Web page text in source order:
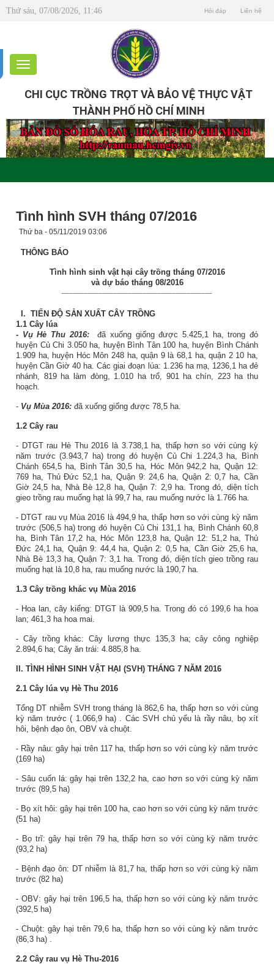
Thứ sáu, 07/08/2026, 11:46 Hỏi đáp Liên hệ
CHI CỤC TRỒNG TRỌT VÀ BẢO VỆ THỰC VẬT
THÀNH PHỐ HỒ CHÍ MINH
Tình hình SVH tháng 07/2016
Thứ ba - 05/11/2019 03:06
THÔNG BÁO
Tình hình sinh vật hại cây trồng tháng 07/2016
và dự báo tháng 08/2016
I. TIẾN ĐỘ SẢN XUẤT CÂY TRỒNG
1.1 Cây lúa
- Vụ Hè Thu 2016:
đã xuống giống được 5.425,1 ha, trong đó
huyện Củ Chi 3.050 ha, huyện Bình Tân 100 ha, huyện Bình Chánh
1.909 ha, huyện Hóc Môn 248 ha, quận 9 là 68,1 ha, quận 2 10 ha,
huyện Cần Giờ 40 ha. Các giai đoạn lúa: 1.236 ha mạ, 1236,1 ha đẻ
nhánh, 819 ha làm đòng, 1.010 ha trổ, 901 ha chín, 223 ha thu
hoạch.
- Vụ Mùa 2016: đã xuống giống được 78,5 ha.
1.2 Cây rau
- DTGT rau Hè Thu 2016 là 3.738,1 ha, thấp hơn so với cùng kỳ
năm trước (3.943,7 ha) trong đó huyện Củ Chi 1.224,3 ha, Bình
Chánh 654,5 ha, Bình Tân 30,5 ha, Hóc Môn 942,2 ha, Quận 12:
769 ha, Thủ Đức 52,1 ha, Quận 9: 24,6 ha, Quận 2: 0,7 ha, Cần
Giờ 24,5 ha, Nhà Bè 12,8 ha, Quận 7: 2,9 ha. Trong đó, diện tích
gieo trồng rau muống hạt là 99,7 ha, rau muống nước là 1.766 ha.
- DTGT rau vụ Mùa 2016 là 494,9 ha, thấp hơn so với cùng kỳ năm
trước (506,5 ha) trong đó huyện Củ Chi 131,1 ha, Bình Chánh 60,8
ha, Bình Tân 17,2 ha, Hóc Môn 123,8 ha, Quận 12: 51,2 ha, Thủ
Đức 24,1 ha, Quận 9: 44,4 ha, Quận 2: 0,5 ha, Cần Giờ 25,6 ha,
Nhà Bè 13,3 ha, Quận 7: 3,1 ha. Trong đó, diện tích gieo trồng rau
muống hạt là 10,8 ha, rau muống nước là 190,7 ha.
1.3 Cây trồng khác vụ Mùa 2016
- Hoa lan, cây kiểng: DTGT là 909,5 ha.Trong đó có 199,6 ha hoa
lan; 461,3 ha hoa mai.
- Cây trồng khác: Cây lương thực 135,3 ha; cây công nghiệp
2.894,6 ha; Cây ăn trái: 4.885,8 ha.
II. TÌNH HÌNH SINH VẬT HẠI (SVH) THÁNG 7 NĂM 2016
2.1 Cây lúa vụ Hè Thu 2016
Tổng DT nhiễm SVH trong tháng là862,6 ha,thấp hơn so với cùng
kỳ năm trước ( 1.066,9 ha) CácSVH chủ yếu là rầy nâu, bọ xít
hôi, bệnh đạo ôn, OBV và chuột.
- Rầy nâu:gây hại trên 117 ha, thấp hơn so với cùng kỳ năm trước
(169 ha)
- Sâu cuốn lá:gây hại trên 132,2 ha, cao hơn so với cùng kỳ năm
trước (89,5 ha)
- Bọ xít hôi: gây hại trên 100 ha, cao hơn so với cùng kỳ năm trước
(51 ha)
- Bọ trĩ:gây hại trên 79 ha,thấp hơn so với cùng kỳ năm trước
(93,2 ha)
- Bệnh đạo ôn: DT nhiễm là 81,7 ha,thấp hơn so với cùng kỳ năm
trước (82 ha)
- OBV: gây hại trên 196,5 ha, thấp hơn so với cùng kỳ năm trước
(392,5 ha)
- Chuột: gây hại trên 79,6 ha, thấp hơn so với cùng kỳ năm trước
(86,3 ha)
2.2 Cây rau vụ Hè Thu-2016